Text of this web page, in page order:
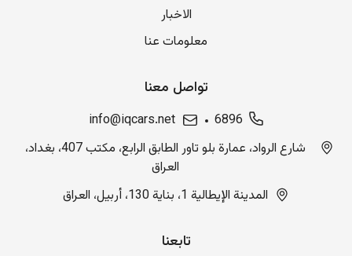
الاخبار
معلومات عنا
تواصل معنا
6896
info@iqcars.net
شارع الرواد، عمارة بلو تاور الطابق الرابع، مكتب 407، بغداد،
العراق
المدينة الإيطالية 1، بناية 130، أربيل، العراق
تابعنا